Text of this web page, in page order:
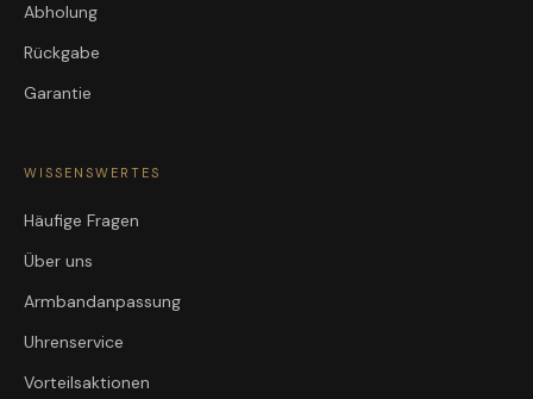
Abholung
Rückgabe
Garantie
WISSENSWERTES
Häufige Fragen
Über uns
Armbandanpassung
Uhrenservice
Vorteilsaktionen